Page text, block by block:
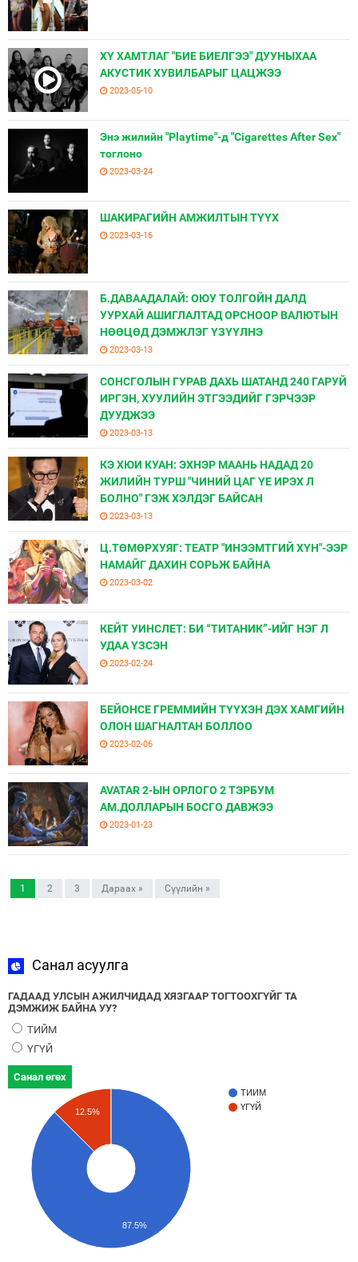
ХҮ ХАМТЛАГ "БИЕ БИЕЛГЭЭ" ДУУНЫХАА
АКУСТИК ХУВИЛБАРЫГ ЦАЦЖЭЭ
2023-05-10
Энэ жилийн "Playtime"-д "Cigarettes After Sex"
тоглоно
2023-03-24
ШАКИРАГИЙН АМЖИЛТЫН ТҮҮХ
2023-03-16
Б.ДАВААДАЛАЙ: ОЮУ ТОЛГОЙН ДАЛД
УУРХАЙ АШИГЛАЛТАД ОРСНООР ВАЛЮТЫН
НӨӨЦӨД ДЭМЖЛЭГ ҮЗҮҮЛНЭ
2023-03-13
СОНСГОЛЫН ГУРАВ ДАХЬ ШАТАНД 240 ГАРУЙ
ИРГЭН, ХУУЛИЙН ЭТГЭЭДИЙГ ГЭРЧЭЭР
ДУУДЖЭЭ
2023-03-13
КЭ ХЮИ КУАН: ЭХНЭР МААНЬ НАДАД 20
ЖИЛИЙН ТУРШ "ЧИНИЙ ЦАГ ҮЕ ИРЭХ Л
БОЛНО" ГЭЖ ХЭЛДЭГ БАЙСАН
2023-03-13
Ц.ТӨМӨРХУЯГ: ТЕАТР "ИНЭЭМТГИЙ ХҮН"-ЭЭР
НАМАЙГ ДАХИН СОРЬЖ БАЙНА
2023-03-02
КЕЙТ УИНСЛЕТ: БИ “ТИТАНИК”-ИЙГ НЭГ Л
УДАА ҮЗСЭН
2023-02-24
БЕЙОНСЕ ГРЕММИЙН ТҮҮХЭН ДЭХ ХАМГИЙН
ОЛОН ШАГНАЛТАН БОЛЛОО
2023-02-06
AVATAR 2-ЫН ОРЛОГО 2 ТЭРБУМ
АМ.ДОЛЛАРЫН БОСГО ДАВЖЭЭ
2023-01-23
1 2 3 Дараах » Сүүлийн »
Санал асуулга
ГАДААД УЛСЫН АЖИЛЧИДАД ХЯЗГААР ТОГТООХГҮЙГ ТА
ДЭМЖИЖ БАЙНА УУ?
ТИЙМ
ҮГҮЙ
Санал өгөх
ТИЙМ
ҮГҮЙ
12.5%
87.5%